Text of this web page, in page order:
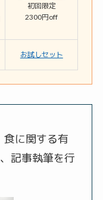
初回限定
2300円off
お試しセット
食に関する有
記事執筆を行